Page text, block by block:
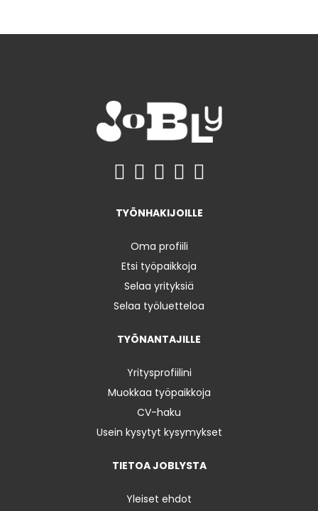
TYÖNHAKIJOILLE
Oma profiili
Etsi työpaikkoja
Selaa yrityksiä
Selaa työluetteloa
TYÖNANTAJILLE
Yritysprofiilini
Muokkaa työpaikkoja
CV-haku
Usein kysytyt kysymykset
TIETOA JOBLYSTA
Yleiset ehdot